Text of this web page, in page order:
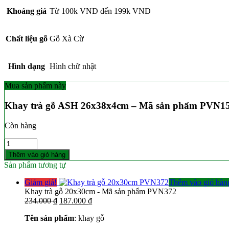
Khoảng giá Từ 100k VND đến 199k VND
Chất liệu gỗ Gỗ Xà Cừ
Hình dạng Hình chữ nhật
Mua sản phẩm này
Khay trà gỗ ASH 26x38x4cm – Mã sản phẩm
Còn hàng
Số
lượng
Thêm vào giỏ hàng
Sản phẩm tương tự
Giảm giá!
Thêm vào giỏ
Khay trà gỗ 20x30cm - Mã sản phẩm PVN372
234.000₫ Giá
là:
187.000 ₫Giá
tại
Tên sản phẩm: khay gỗ